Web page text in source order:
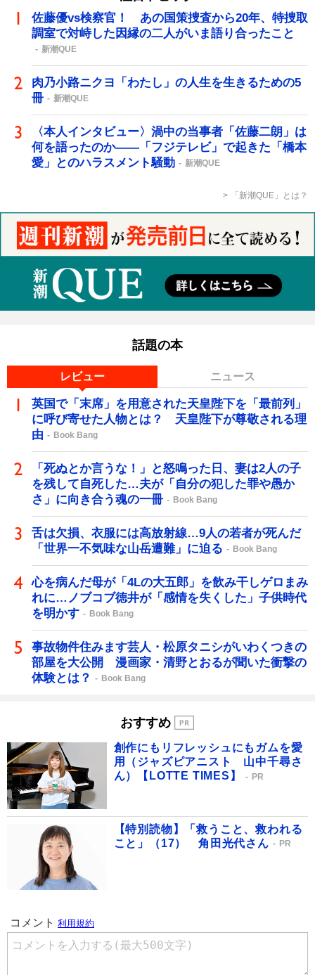
佐藤優vs検察官！ あの国策捜査から20年、特捜取
調室で対峙した因縁の二人がいま語り合ったこと
新潮QUE
肉乃小路ニクヨ「わたし」の人生を生きるための5
冊
新潮QUE
〈本人インタビュー〉渦中の当事者「佐藤二朗」は
何を語ったのか――「フジテレビ」で起きた「橋本
愛」とのハラスメント騒動
新潮QUE
「新潮QUE」とは？
話題の本
レビュー ニュース
英国で「末席」を用意された天皇陛下を「最前列」
に呼び寄せた人物とは？ 天皇陛下が尊敬される理
由
Book Bang
「死ぬとか言うな！」と怒鳴った日、妻は2人の子
を残して自死した…夫が「自分の犯した罪や愚か
さ」に向き合う魂の一冊
Book Bang
舌は欠損、衣服には高放射線…9人の若者が死んだ
「世界一不気味な山岳遭難」に迫る
Book Bang
心を病んだ母が「4Lの大五郎」を飲み干しゲロまみ
れに…ノブコブ徳井が「感情を失くした」子供時代
を明かす
Book Bang
事故物件住みます芸人・松原タニシがいわくつきの
部屋を大公開 漫画家・清野とおるが聞いた衝撃の
体験とは？
Book Bang
おすすめ
創作にもリフレッシュにもガムを愛
用（ジャズピアニスト 山中千尋さ
ん）【LOTTE TIMES】
PR
【特別読物】「救うこと、救われる
こと」（17） 角田光代さん
PR